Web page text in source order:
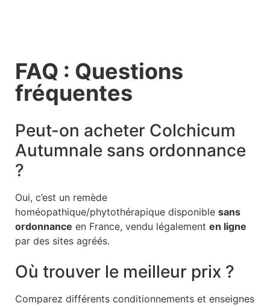
FAQ : Questions
fréquentes
Peut-on acheter Colchicum
Autumnale sans ordonnance
?
Oui, c’est un remède
homéopathique/phytothérapique disponible sans
ordonnance en France, vendu légalement en ligne
par des sites agréés.
Où trouver le meilleur prix ?
Comparez différents conditionnements et enseignes